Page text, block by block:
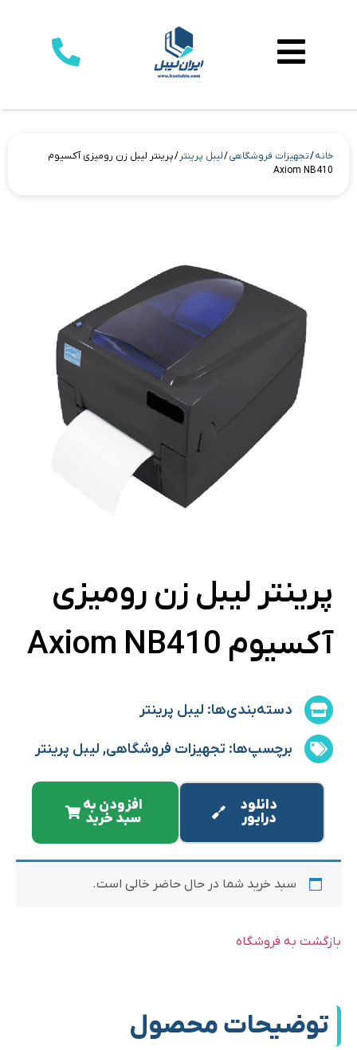
خانه/تجهیزات فروشگاهی/لیبل پرینتر / پرینتر لیبل زن رومیزی آکسیوم
Axiom NB410
پرینتر لیبل زن رومیزی
آکسیوم Axiom NB410
دسته‌بندی‌ها: لیبل پرینتر
برچسپ‌ها: تجهیزات فروشگاهی, لیبل پرینتر
افزودن به
سبد خرید
دانلود
درایور
سبد خرید شما در حال حاضر خالی است.
بازگشت به فروشگاه
توضیحات محصول